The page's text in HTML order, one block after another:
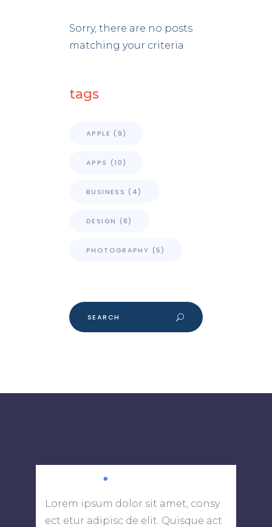
Sorry, there are no posts
matching your criteria
tags
APPLE (9)
APPS (10)
BUSINESS (4)
DESIGN (8)
PHOTOGRAPHY (5)
Search
for:
Lorem ipsum dolor sit amet, consy
ect etur adipisc de elit. Quisque act